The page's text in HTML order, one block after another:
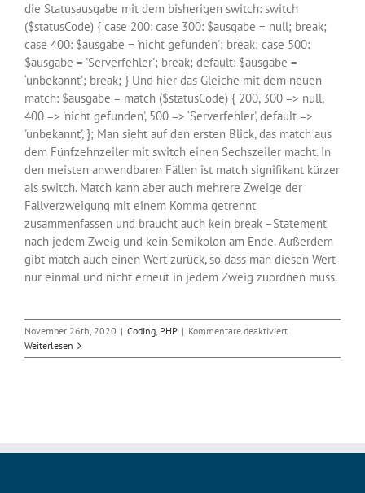
die Statusausgabe mit dem bisherigen switch: switch
($statusCode) { case 200: case 300: $ausgabe = null; break;
case 400: $ausgabe = 'nicht gefunden'; break; case 500:
$ausgabe = 'Serverfehler'; break; default: $ausgabe =
‘unbekannt'; break; } Und hier das Gleiche mit dem neuen
match: $ausgabe = match ($statusCode) { 200, 300 => null,
400 => 'nicht gefunden', 500 => ‘Serverfehler', default =>
'unbekannt', }; Man sieht auf den ersten Blick, das match aus
dem Fünfzehnzeiler mit switch einen Sechszeiler macht. In
den meisten anwendbaren Fällen ist match signifikant kürzer
als switch. Match kann aber auch mehrere Zweige der
Fallverzweigung mit einem Komma getrennt
zusammenfassen und braucht auch kein break –Statement
nach jedem Zweig und kein Semikolon am Ende. Außerdem
gibt match auch einen Wert zurück, so dass man diesen Wert
nur einmal und nicht erneut in jedem Zweig zuordnen muss.
November 26th, 2020 | Coding, PHP | Kommentare deaktiviertfür
switch
Weiterlesen